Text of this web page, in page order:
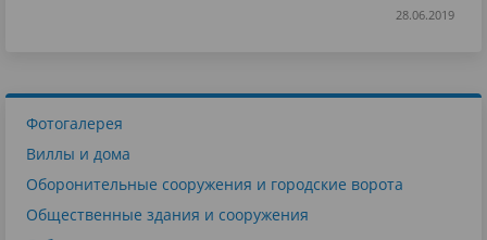
28.06.2019
Фотогалерея
Виллы и дома
Оборонительные сооружения и городские ворота
Общественные здания и сооружения